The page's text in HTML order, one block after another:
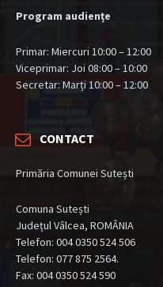
Program audiențe
Primar: Miercuri 10:00 – 12:00
Viceprimar: Joi 08:00 – 10:00
Secretar: Marți 10:00 – 12:00
CONTACT
Primăria Comunei Sutești
Comuna Sutești
Județul Vâlcea, ROMÂNIA
Telefon: 004 0350 524 506
Telefon: 077 875 2564.
Fax: 004 0350 524 590